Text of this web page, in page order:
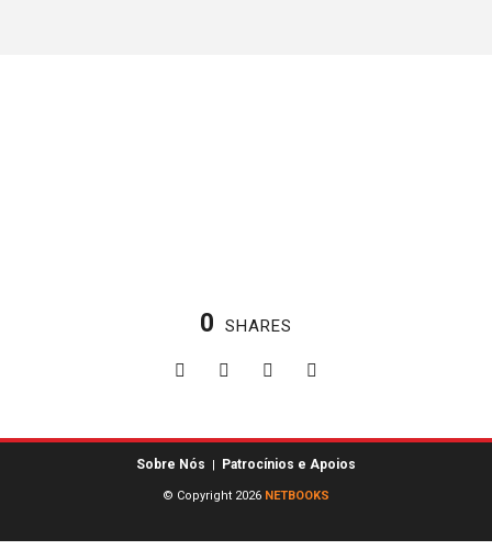
0 SHARES
Sobre Nós | Patrocínios e Apoios
© Copyright 2026 NETBOOKS